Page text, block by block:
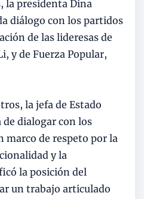
la presidenta Dina
diálogo con los partidos
de las lideresas de
y de Fuerza Popular,
la jefa de Estado
dialogar con los
marco de respeto por la
y la
la posición del
un trabajo articulado